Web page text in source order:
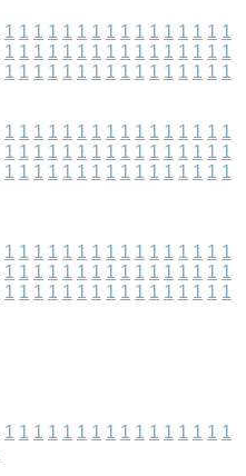
1 1 1 1 1 1 1 1 1 1 1 1 1 1 1 1
1 1 1 1 1 1 1 1 1 1 1 1 1 1 1 1
1 1 1 1 1 1 1 1 1 1 1 1 1 1 1 1
1 1 1 1 1 1 1 1 1 1 1 1 1 1 1 1
1 1 1 1 1 1 1 1 1 1 1 1 1 1 1 1
1 1 1 1 1 1 1 1 1 1 1 1 1 1 1 1
1 1 1 1 1 1 1 1 1 1 1 1 1 1 1 1
1 1 1 1 1 1 1 1 1 1 1 1 1 1 1 1
1 1 1 1 1 1 1 1 1 1 1 1 1 1 1 1
1 1 1 1 1 1 1 1 1 1 1 1 1 1 1 1